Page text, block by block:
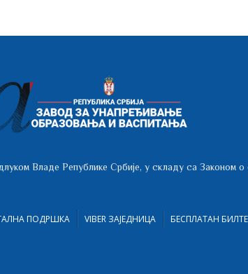
Владе Републике Србије, у складу са Законом
ПОДРШКА VIBER ЗАЈЕДНИЦА БЕСПЛАТАН